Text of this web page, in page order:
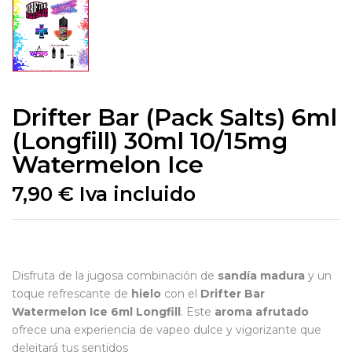
Drifter Bar (Pack Salts) 6ml
(Longfill) 30ml 10/15mg
Watermelon Ice
7,90 € Iva incluido
Disfruta de la jugosa combinación de sandía madura y un
toque refrescante de hielo con el Drifter Bar
Watermelon Ice 6ml Longfill. Este aroma afrutado
ofrece una experiencia de vapeo dulce y vigorizante que
deleitará tus sentidos